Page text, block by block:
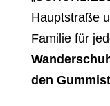
Hauptstraße
Familie für
den